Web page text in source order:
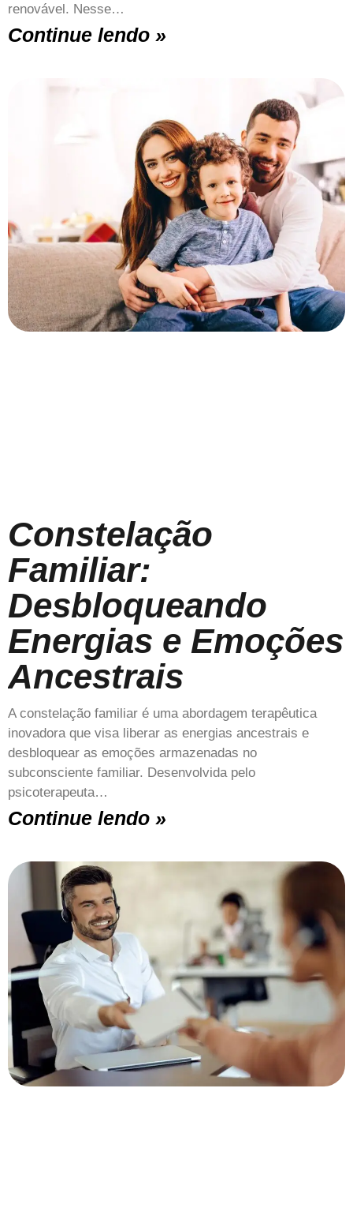
renovável. Nesse…
Continue lendo »
Constelação
Familiar:
Desbloqueando
Energias e Emoções
Ancestrais
A constelação familiar é uma abordagem terapêutica
inovadora que visa liberar as energias ancestrais e
desbloquear as emoções armazenadas no
subconsciente familiar. Desenvolvida pelo
psicoterapeuta…
Continue lendo »